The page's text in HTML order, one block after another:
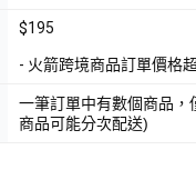
$195
- 火箭跨境商品訂單價格
一筆訂單中有數個商品，
商品可能分次配送)